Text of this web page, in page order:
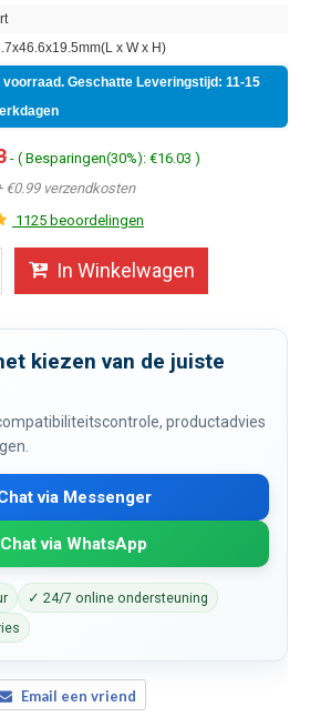
x W x H)
voorraad. Geschatte Leveringstijd: 11-15
- ( Besparingen(30%): €16.03 )
€0.99 verzendkosten
1125 beoordelingen
In Winkelwagen
kiezen van de juiste
productadvies
via Messenger
Chat via WhatsApp
✓ 24/7 online ondersteuning
Email een vriend